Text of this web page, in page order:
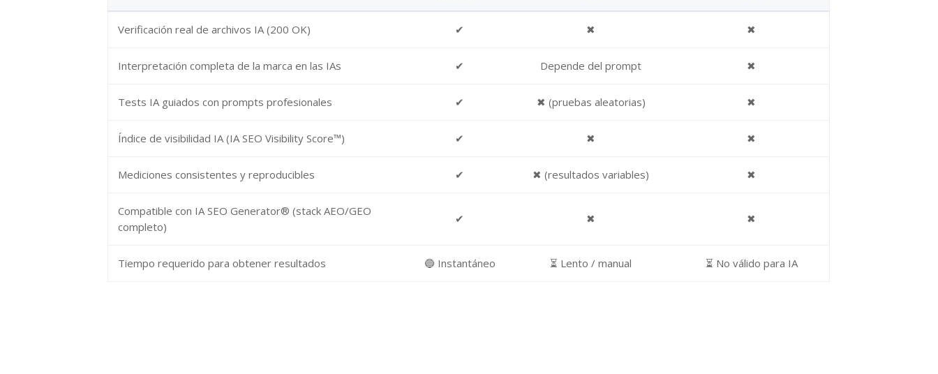
Verificación real de archivos IA (200 OK) ✔ ✖ ✖
Interpretación completa de la marca en las IAs ✔ Depende del prompt ✖
Tests IA guiados con prompts profesionales ✔ ✖ (pruebas aleatorias) ✖
Índice de visibilidad IA (IA SEO Visibility Score™) ✔ ✖ ✖
Mediciones consistentes y reproducibles ✔ ✖ (resultados variables) ✖
Compatible con IA SEO Generator® (stack AEO/GEO
completo)
✔ ✖ ✖
Tiempo requerido para obtener resultados 🔵 Instantáneo ⏳ Lento / manual ⏳ No válido para IA